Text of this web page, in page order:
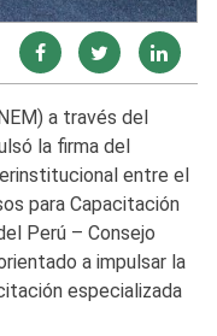
a través del
la firma del
entre el
para Capacitación
Perú – Consejo
a impulsar la
especializada